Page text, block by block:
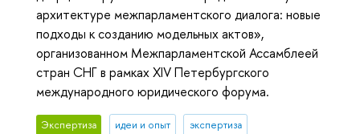
архитектуре межпарламентского диалога: новые
подходы к созданию модельных актов»,
организованном Межпарламентской Ассамблеей
стран СНГ в рамках XIV Петербургского
международного юридического форума.
Экспертиза идеи и опыт экспертиза